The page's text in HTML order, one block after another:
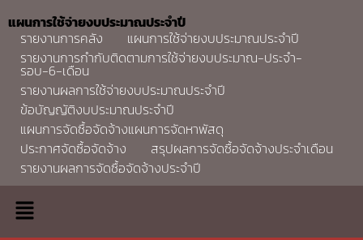
แผนการใช้จ่ายงบประมาณประจำปี
รายงานการคลัง
แผนการใช้จ่ายงบประมาณประจำปี
รายงานการกำกับติดตามการใช้จ่ายงบประมาณ-ประจำ-
รอบ-6-เดือน
รายงานผลการใช้จ่ายงบประมาณประจำปี
ข้อบัญญัติงบประมาณประจำปี
แผนการจัดซื้อจัดจ้างแผนการจัดหาพัสดุ
ประกาศจัดซื้อจัดจ้าง
สรุปผลการจัดซื้อจัดจ้างประจำเดือน
รายงานผลการจัดซื้อจัดจ้างประจำปี